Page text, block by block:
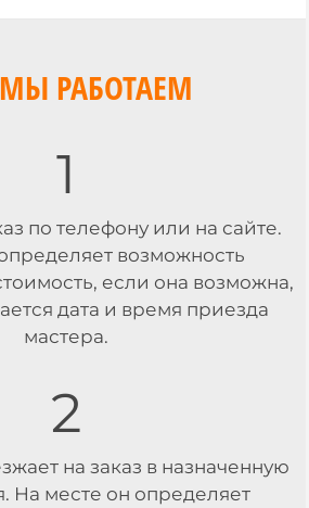
РАБОТАЕМ
1
по телефону или на сайте.
возможность
если она возможна,
дата и время приезда
мастера.
2
на заказ в назначенную
На месте он определяет